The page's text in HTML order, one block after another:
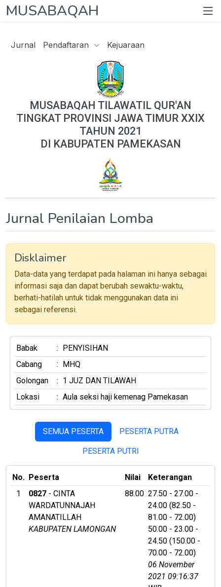
MUSABAQAH
Jurnal Pendaftaran Kejuaraan
MUSABAQAH TILAWATIL QUR'AN
TINGKAT PROVINSI JAWA TIMUR XXIX
TAHUN 2021
DI KABUPATEN PAMEKASAN
Jurnal Penilaian Lomba
Disklaimer
Data-data yang terdapat pada halaman ini hanya sebagai
informasi saja dan dapat berubah sewaktu-waktu,
berhati-hatilah untuk tidak menggunakan data ini
sebagai referensi.
Babak : PENYISIHAN
Cabang
: MHQ
Golongan
: 1 JUZ DAN TILAWAH
Lokasi
: Aula seksi haji kemenag Pamekasan
SEMUA PESERTA PESERTA PUTRA
PESERTA PUTRI
No. Peserta Nilai
Keterangan
1
0827 - CINTA
WARDATUNNAJAH
AMANATILLAH
KABUPATEN LAMONGAN
88.00 27.50 - 27.00 -
24.00 (82.50 -
81.00 - 72.00)
50.00 - 23.00 -
24.50 (150.00 -
70.00 - 72.00)
06 November
2021 09:16:37